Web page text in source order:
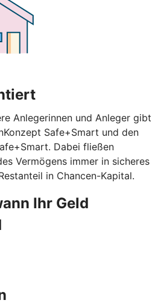
Anlegerinnen und Anleger gibt
Safe+Smart und den
Dabei fließen
Vermögens immer in sicheres
in Chancen-Kapital.
Ihr Geld